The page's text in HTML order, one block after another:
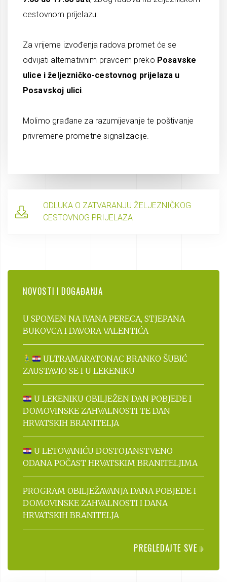
cestovnom prijelazu.
Za vrijeme izvođenja radova promet će se
odvijati alternativnim pravcem preko Posavske
ulice i željezničko-cestovnog prijelaza u
Posavskoj ulici.
Molimo građane za razumijevanje te poštivanje
privremene prometne signalizacije.
ODLUKA O ZATVARANJU ŽELJEZNIČKOG
CESTOVNOG PRIJELAZA
NOVOSTI I DOGAĐANJA
U SPOMEN NA IVANA PERECA, STJEPANA
BUKOVCA I DAVORA VALENTIĆA
ULTRAMARATONAC BRANKO ŠUBIĆ
ZAUSTAVIO SE I U LEKENIKU
U LEKENIKU OBILJEŽEN DAN POBJEDE I
DOMOVINSKE ZAHVALNOSTI TE DAN
HRVATSKIH BRANITELJA
U LETOVANIĆU DOSTOJANSTVENO
ODANA POČAST HRVATSKIM BRANITELJIMA
PROGRAM OBILJEŽAVANJA DANA POBJEDE I
DOMOVINSKE ZAHVALNOSTI I DANA
HRVATSKIH BRANITELJA
PREGLEDAJTE SVE